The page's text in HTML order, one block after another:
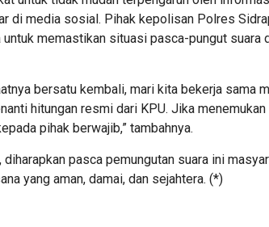
di media sosial. Pihak kepolisan Polres
untuk memastikan situasi pasca-pungut suara
bersatu kembali, mari kita bekerja sama
hitungan resmi dari KPU. Jika menemukan
pihak berwajib,” tambahnya.
pasca pemungutan suara ini
yang aman, damai, dan sejahtera. (*)